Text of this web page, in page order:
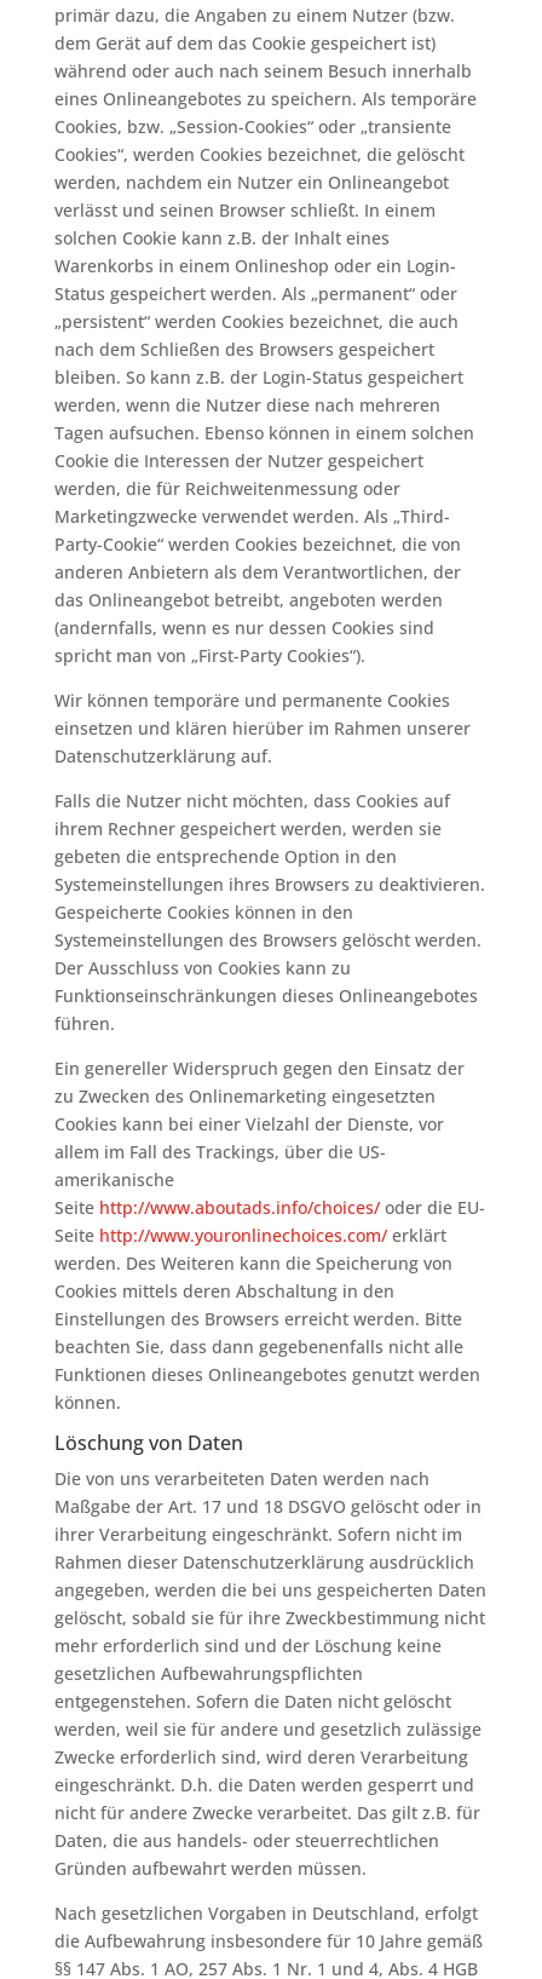
primär dazu, die Angaben zu einem Nutzer (bzw.
dem Gerät auf dem das Cookie gespeichert ist)
während oder auch nach seinem Besuch innerhalb
eines Onlineangebotes zu speichern. Als temporäre
Cookies, bzw. „Session-Cookies“ oder „transiente
Cookies“, werden Cookies bezeichnet, die gelöscht
werden, nachdem ein Nutzer ein Onlineangebot
verlässt und seinen Browser schließt. In einem
solchen Cookie kann z.B. der Inhalt eines
Warenkorbs in einem Onlineshop oder ein Login-
Status gespeichert werden. Als „permanent“ oder
„persistent“ werden Cookies bezeichnet, die auch
nach dem Schließen des Browsers gespeichert
bleiben. So kann z.B. der Login-Status gespeichert
werden, wenn die Nutzer diese nach mehreren
Tagen aufsuchen. Ebenso können in einem solchen
Cookie die Interessen der Nutzer gespeichert
werden, die für Reichweitenmessung oder
Marketingzwecke verwendet werden. Als „Third-
Party-Cookie“ werden Cookies bezeichnet, die von
anderen Anbietern als dem Verantwortlichen, der
das Onlineangebot betreibt, angeboten werden
(andernfalls, wenn es nur dessen Cookies sind
spricht man von „First-Party Cookies“).
Wir können temporäre und permanente Cookies
einsetzen und klären hierüber im Rahmen unserer
Datenschutzerklärung auf.
Falls die Nutzer nicht möchten, dass Cookies auf
ihrem Rechner gespeichert werden, werden sie
gebeten die entsprechende Option in den
Systemeinstellungen ihres Browsers zu deaktivieren.
Gespeicherte Cookies können in den
Systemeinstellungen des Browsers gelöscht werden.
Der Ausschluss von Cookies kann zu
Funktionseinschränkungen dieses Onlineangebotes
führen.
Ein genereller Widerspruch gegen den Einsatz der
zu Zwecken des Onlinemarketing eingesetzten
Cookies kann bei einer Vielzahl der Dienste, vor
allem im Fall des Trackings, über die US-
amerikanische
Seite http://www.aboutads.info/choices/oder die EU-
Seite http://www.youronlinechoices.com/erklärt
werden. Des Weiteren kann die Speicherung von
Cookies mittels deren Abschaltung in den
Einstellungen des Browsers erreicht werden. Bitte
beachten Sie, dass dann gegebenenfalls nicht alle
Funktionen dieses Onlineangebotes genutzt werden
können.
Löschung von Daten
Die von uns verarbeiteten Daten werden nach
Maßgabe der Art. 17 und 18 DSGVO gelöscht oder in
ihrer Verarbeitung eingeschränkt. Sofern nicht im
Rahmen dieser Datenschutzerklärung ausdrücklich
angegeben, werden die bei uns gespeicherten Daten
gelöscht, sobald sie für ihre Zweckbestimmung nicht
mehr erforderlich sind und der Löschung keine
gesetzlichen Aufbewahrungspflichten
entgegenstehen. Sofern die Daten nicht gelöscht
werden, weil sie für andere und gesetzlich zulässige
Zwecke erforderlich sind, wird deren Verarbeitung
eingeschränkt. D.h. die Daten werden gesperrt und
nicht für andere Zwecke verarbeitet. Das gilt z.B. für
Daten, die aus handels- oder steuerrechtlichen
Gründen aufbewahrt werden müssen.
Nach gesetzlichen Vorgaben in Deutschland, erfolgt
die Aufbewahrung insbesondere für 10 Jahre gemäß
§§ 147 Abs. 1 AO, 257 Abs. 1 Nr. 1 und 4, Abs. 4 HGB